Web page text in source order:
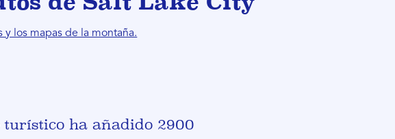
y los mapas de la montaña.
turístico ha añadido 2900